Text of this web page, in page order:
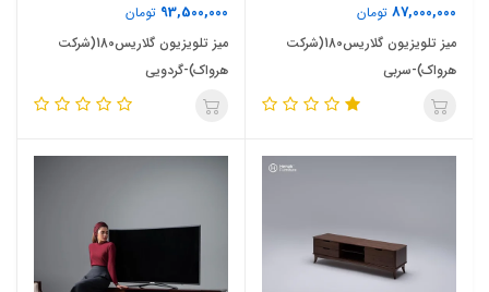
87,000,000 تومان
میز تلویزیون گلاریس180(شرکت
هرواک)-سربی
93,500,000 تومان
میز تلویزیون گلاریس180(شرکت
هرواک)-گردویی